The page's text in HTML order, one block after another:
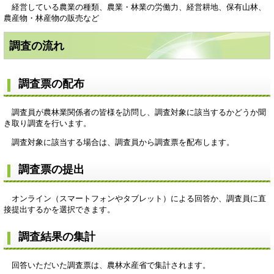
経営している農業の種類、農業・林業の労働力、経営耕地、保有山林、
農産物・林産物の販売など
調査の流れ
調査票の配布
調査員が農林業関係者の皆様を訪問し、調査対象に該当するかどうか聞
き取り調査を行います。
調査対象に該当する場合は、調査員から調査票を配布します。
調査票の提出
オンライン（スマートフォンやタブレット）による回答か、調査員に直
接提出するかを選択できます。
調査結果の集計
回答いただいた調査票は、農林水産省で集計されます。